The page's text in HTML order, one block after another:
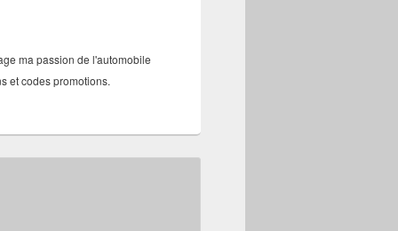
ma passion de l'automobile
et codes promotions.